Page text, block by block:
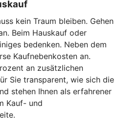
kein Traum bleiben. Gehen
Beim Hauskauf oder
bedenken. Neben dem
Kaufnebenkosten an.
an zusätzlichen
Sie transparent, wie sich die
stehen Ihnen als erfahrener
Kauf- und